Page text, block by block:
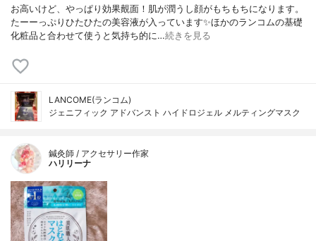
お高いけど、やっぱり効果覿面！肌が潤うし顔がもちもちになります。
たーーっぷりひたひたの美容液が入っています✨ほかのランコムの基礎
化粧品と合わせて使うと気持ち的に…続きを見る
LANCOME(ランコム)
ジェニフィック アドバンスト ハイドロジェル メルティングマスク
鍼灸師 / アクセサリー作家
ハリリーナ